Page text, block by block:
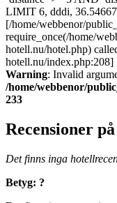
LIMIT 6, dddi,
[/home/webbenor/
require_once(/home/
hotell.nu/hotel.php)
hotell.nu/index.php:208]
Warning: Invalid
/home/webbenor/
233
Recensioner
Det finns inga
Betyg: ?